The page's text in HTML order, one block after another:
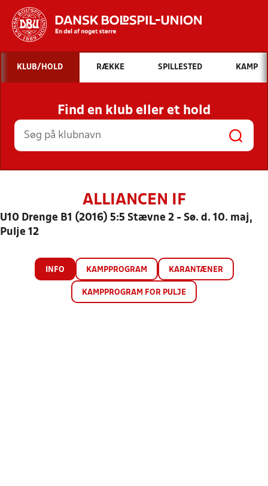
Hvad vil du søge efter?
INDHOLD OG NYHEDER
STILLINGER, RESULTATER, KLUBBER OG
HOLD
KLUB/HOLD RÆKKE SPILLESTED KAMP
Find en klub eller et hold
ALLIANCEN IF
U10 Drenge B1 (2016) 5:5 Stævne 2 - Sø. d. 10. maj,
Pulje 12
INFO KAMPPROGRAM KARANTÆNER
KAMPPROGRAM FOR PULJE